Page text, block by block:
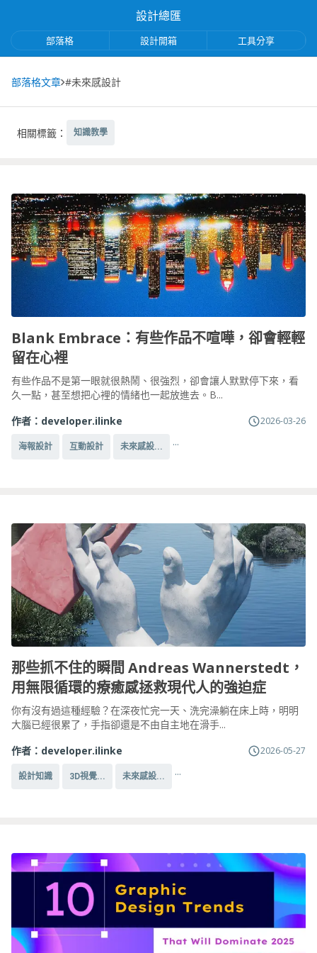
設計總匯
部落格 設計開箱 工具分享
部落格文章 #未來感設計
相關標籤： 知識教學
Blank Embrace：有些作品不喧嘩，卻會輕輕
留在心裡
有些作品不是第一眼就很熱鬧、很強烈，卻會讓人默默停下來，看
久一點，甚至想把心裡的情緒也一起放進去。B...
作者： developer.ilinke 2026-03-26
海報設計 互動設計 未來感設... ...
那些抓不住的瞬間 Andreas Wannerstedt，
用無限循環的療癒感拯救現代人的強迫症
你有沒有過這種經驗？在深夜忙完一天、洗完澡躺在床上時，明明
大腦已經很累了，手指卻還是不由自主地在滑手...
作者： developer.ilinke 2026-05-27
設計知識 3D視覺... 未來感設... ...